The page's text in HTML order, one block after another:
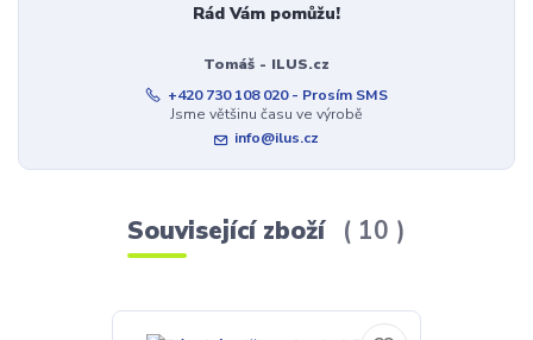
Rád Vám pomůžu!
Tomáš - ILUS.cz
+420 730 108 020 - Prosím SMS
Jsme většinu času ve výrobě
info@ilus.cz
Související zboží 10